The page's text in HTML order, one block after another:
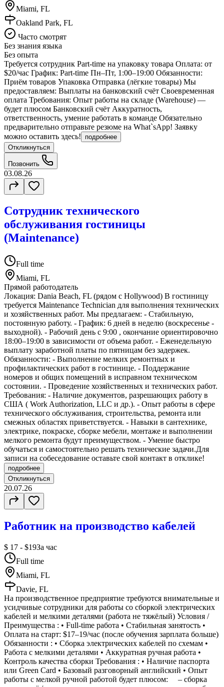
Miami, FL
Oakland Park, FL
Часто смотрят
Без знания языка
Без опыта
Требуется сотрудник Part-time на упаковку товара Оплата: от
$20/час График: Part-time Пн–Пт, 1:00–19:00 Обязанности:
Приём товаров Упаковка Отправка (лёгкие товары) Мы
предоставляем: Выплаты на банковский счёт Своевременная
оплата Требования: Опыт работы на складе (Warehouse) —
будет плюсом Банковский счёт Аккуратность,
ответственность, умение работать в команде Обязательно
предварительно отправьте резюме на What`sApp! Заявку
можно оставить здесь!
подробнее
Откликнуться
Позвонить
03.08.26
Сотрудник технического
обслуживания гостиницы
(Maintenance)
Full time
Miami, FL
Прямой работодатель
Локация: Dania Beach, FL (рядом с Hollywood) В гостиницу
требуется Maintenance Technician для выполнения технических
и хозяйственных работ. Мы предлагаем: - Стабильную,
постоянную работу. - График: 6 дней в неделю (воскресенье -
выходной). - Рабочий день с 9:00 , окончание ориентировочно
18:00–19:00 в зависимости от объема работ. - Еженедельную
выплату заработной платы по пятницам без задержек.
Обязанности: - Выполнение мелких ремонтных и
профилактических работ в гостинице. - Поддержание
номеров и общих помещений в исправном техническом
состоянии. - Проведение хозяйственных и технических работ.
Требования: - Наличие документов, разрешающих работу в
США ( Work Authorization, LLC и др.). - Опыт работы в сфере
технического обслуживания, строительства, ремонта или
смежных областях приветствуется. - Навыки в сантехнике,
электрике, покраске, сборке мебели, монтаже и выполнении
мелкого ремонта будут преимуществом. - Умение быстро
обучаться и самостоятельно решать технические задачи.Для
записи на собеседование оставьте свой контакт в отклике!
подробнее
Откликнуться
20.07.26
Работник на производство кабелей
$ 17 - $19За час
Full time
Miami, FL
Davie, FL
На производственное предприятие требуются внимательные и
усидчивые сотрудники для работы со сборкой электрических
кабелей и мелкими деталями (работа не тяжёлый) Условия /
Преимущества : • Full-time работа • Стабильная занятость •
Оплата на старт: $17–19/час (после обучения зарплата больше)
Обязанности : • Сборка электрических кабелей по схемам •
Работа с мелкими деталями • Аккуратная ручная работа •
Контроль качества сборки Требования : • Наличие паспорта
или Green Card • Базовый разговорный английский • Опыт
работы с мелкой ручной работой будет плюсом: – сборка